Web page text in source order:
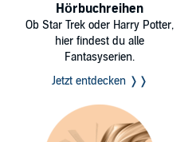
Hörbuchreihen
Ob Star Trek oder Harry Potter,
hier findest du alle
Fantasyserien.
Jetzt entdecken ❭❭